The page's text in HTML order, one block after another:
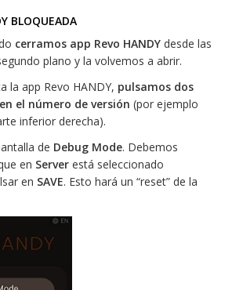
BLOQUEADA
cerramos app Revo HANDY desde las
plano y la volvemos a abrir.
la app Revo HANDY, pulsamos dos
el número de versión (por ejemplo
inferior derecha).
de Debug Mode. Debemos
en Server está seleccionado
en SAVE. Esto hará un “reset” de la